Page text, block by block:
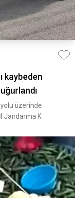
kaybeden
üzerinde
Jandarma K